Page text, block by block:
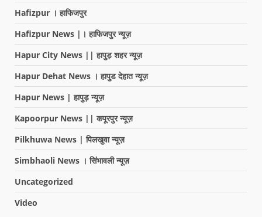
Hafizpur । हाफिजपुर
Hafizpur News |। हाफिजपुर न्यूज़
Hapur City News || हापुड़ शहर न्यूज़
Hapur Dehat News । हापुड देहात न्यूज़
Hapur News | हापुड़ न्यूज़
Kapoorpur News || कपूरपुर न्यूज़
Pilkhuwa News | पिलखुवा न्यूज़
Simbhaoli News । सिंभावली न्यूज़
Uncategorized
Video